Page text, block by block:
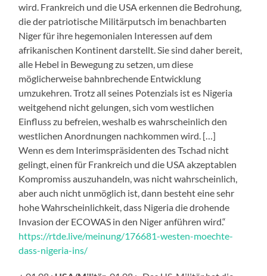
wird. Frankreich und die USA erkennen die Bedrohung,
die der patriotische Militärputsch im benachbarten
Niger für ihre hegemonialen Interessen auf dem
afrikanischen Kontinent darstellt. Sie sind daher bereit,
alle Hebel in Bewegung zu setzen, um diese
möglicherweise bahnbrechende Entwicklung
umzukehren. Trotz all seines Potenzials ist es Nigeria
weitgehend nicht gelungen, sich vom westlichen
Einfluss zu befreien, weshalb es wahrscheinlich den
westlichen Anordnungen nachkommen wird. […]
Wenn es dem Interimspräsidenten des Tschad nicht
gelingt, einen für Frankreich und die USA akzeptablen
Kompromiss auszuhandeln, was nicht wahrscheinlich,
aber auch nicht unmöglich ist, dann besteht eine sehr
hohe Wahrscheinlichkeit, dass Nigeria die drohende
Invasion der ECOWAS in den Niger anführen wird.“
https://rtde.live/meinung/176681-westen-moechte-
dass-nigeria-ins/